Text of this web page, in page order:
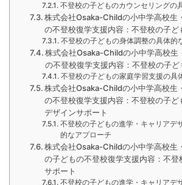
不登校の子どものカウンセリングの
株式会社Osaka-Childの小中学高校生
の不登校復学支援内容：不登校の子ど
不登校の子どもの身体調整の具体的
株式会社Osaka-Childの小中学高校生
の不登校復学支援内容：不登校の子
不登校の子どもの家庭学習支援の具
株式会社Osaka-Childの小中学高校生
の不登校復学支援内容：不登校の子ど
デザインサポート
不登校の子どもの進学・キャリアデ
的なアプローチ
株式会社Osaka-Childの小中学高校生
の子どもの不登校復学支援内容：不登
サポート
不登校の子どもの進学・キャリアデ